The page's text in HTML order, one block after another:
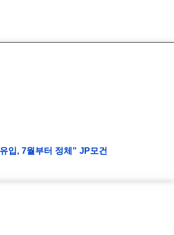
입, 7월부터 정체” JP모건